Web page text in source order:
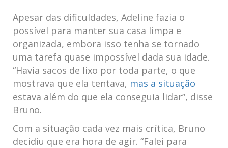
Apesar‍ das dificuldades, Adeline fazia⁣ o
possível‌ para manter sua⁣ casa limpa e
organizada, embora isso tenha se tornado
uma tarefa​ quase impossível dada sua idade.
“Havia sacos de lixo por toda parte, o que
mostrava que ​ela tentava, mas a situação
estava além do que ela conseguia‍ lidar”, disse
Bruno.
Com a situação cada vez mais crítica, Bruno
decidiu que era hora de agir. “Falei para